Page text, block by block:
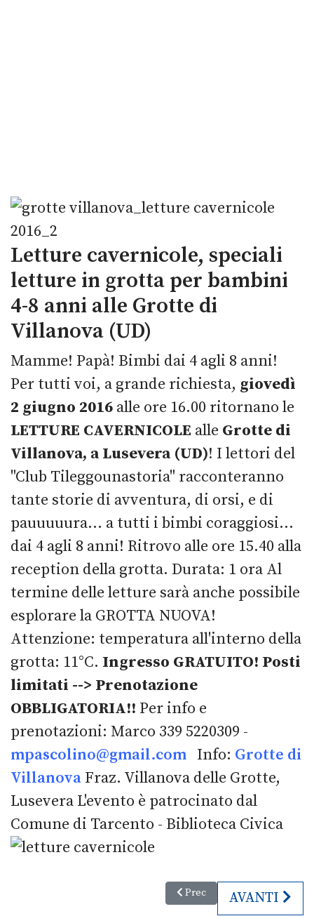
Letture cavernicole, speciali
letture in grotta per bambini
4-8 anni alle Grotte di
Villanova (UD)
Mamme! Papà! Bimbi dai 4 agli 8 anni!
Per tutti voi, a grande richiesta, giovedì
2 giugno 2016 alle ore 16.00 ritornano le
LETTURE CAVERNICOLE alle Grotte di
Villanova, a Lusevera (UD)! I lettori del
"Club Tileggounastoria" racconteranno
tante storie di avventura, di orsi, e di
pauuuuura... a tutti i bimbi coraggiosi...
dai 4 agli 8 anni! Ritrovo alle ore 15.40 alla
reception della grotta. Durata: 1 ora Al
termine delle letture sarà anche possibile
esplorare la GROTTA NUOVA!
Attenzione: temperatura all'interno della
grotta: 11°C. Ingresso GRATUITO! Posti
limitati --> Prenotazione
OBBLIGATORIA!! Per info e
prenotazioni: Marco 339 5220309 -
mpascolino@gmail.com Info: Grotte di
Villanova Fraz. Villanova delle Grotte,
Lusevera L'evento è patrocinato dal
Comune di Tarcento - Biblioteca Civica
Articolo precedente: Fieste di
Prec ARTICOLO
AVANTI